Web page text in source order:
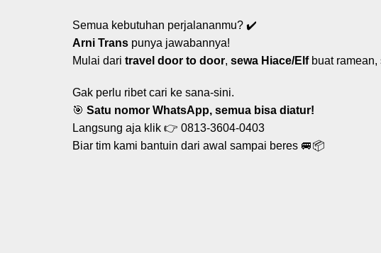
Semua kebutuhan perjalananmu? ✔️
Arni Trans punya jawabannya!
Mulai dari travel door to door, sewa Hiace/Elfbuat ramean,
Gak perlu ribet cari ke sana-sini.
🎯 Satu nomor WhatsApp, semua bisa diatur!
Langsung aja klik 👉 0813-3604-0403
Biar tim kami bantuin dari awal sampai beres 🚐📦